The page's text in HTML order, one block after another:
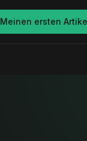
Meinen ersten